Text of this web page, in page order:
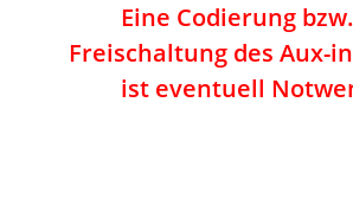
Eine Codierung
Freischaltung des Aux-
ist eventuell